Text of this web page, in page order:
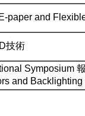
paper and
技術
Symposium
and Backlighting